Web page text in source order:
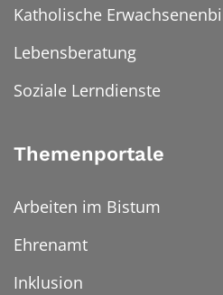
Katholische
Lebensberatung
Soziale Lerndienste
Themenportale
Arbeiten im Bistum
Ehrenamt
Inklusion